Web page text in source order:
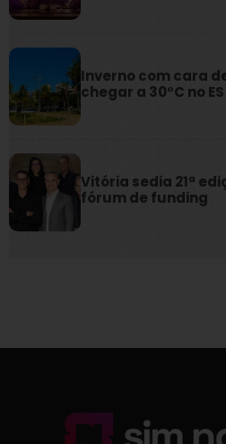
Inverno com cara
chegar a 30°C no ES
Vitória sedia 21ª
fórum de funding